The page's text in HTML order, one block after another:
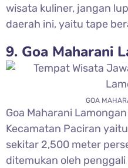
wisata kuliner, jangan
daerah ini, yaitu tape
9. Goa Maharani
GOA
Goa Maharani
Kecamatan Paciran
sekitar 2,500 meter
ditemukan oleh